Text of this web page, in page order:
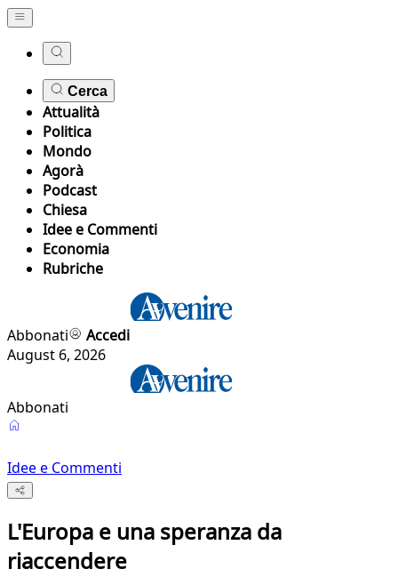
Cerca
Attualità
Politica
Mondo
Agorà
Podcast
Chiesa
Idee e Commenti
Economia
Rubriche
Abbonati
Accedi
August 6, 2026
Abbonati
Idee e Commenti
L'Europa e una speranza da
riaccendere